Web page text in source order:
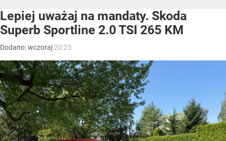
Lepiej uważaj na mandaty. Skoda
Superb Sportline 2.0 TSI 265 KM
Dodano:wczoraj 20:25